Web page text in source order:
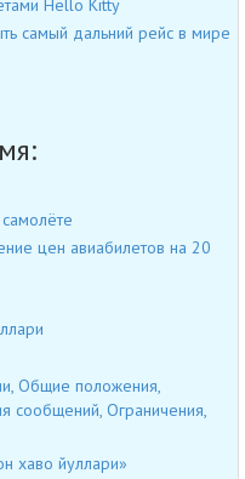
Hello Kitty
самый дальний рейс в мире
цен авиабилетов на 20
Общие положения,
сообщений, Ограничения,
хаво йуллари»